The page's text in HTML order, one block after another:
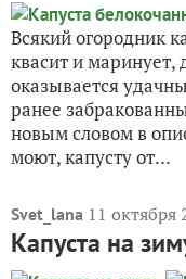
Всякий огородник
квасит и
оказывается
ранее
новым словом в
моют, капусту от...
Svet_lana 11 октября
Капуста на